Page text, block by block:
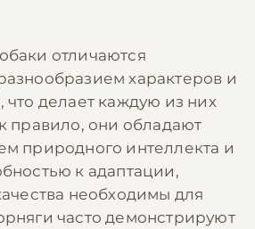
отличаются
характеров и
что делает каждую из них
правило, они обладают
природного интеллекта и
к адаптации,
необходимы для
часто демонстрируют